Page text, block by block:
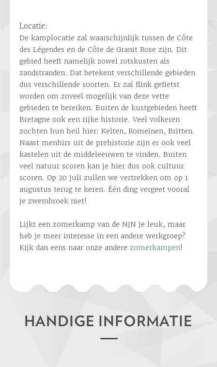
Locatie:
De kamplocatie zal waarschijnlijk tussen de Côte
des Légendes en de Côte de Granit Rose zijn. Dit
gebied heeft namelijk zowel rotskusten als
zandstranden. Dat betekent verschillende gebieden
dus verschillende soorten. Er zal flink gefietst
worden om zoveel mogelijk van deze vette
gebieden te bereiken. Buiten de kustgebieden heeft
Bretagne ook een rijke historie. Veel volkeren
zochten hun heil hier: Kelten, Romeinen, Britten.
Naast menhirs uit de prehistorie zijn er ook veel
kastelen uit de middeleeuwen te vinden. Buiten
veel natuur scoren kan je hier dus ook cultuur
scoren. Op 20 juli zullen we vertrekken om op 1
augustus terug te keren. Één ding vergeet vooral
je zwembroek niet!
Lijkt een zomerkamp van de NJN je leuk, maar
heb je meer interesse in een andere werkgroep?
Kijk dan eens naar onze andere zomerkampen!
HANDIGE INFORMATIE